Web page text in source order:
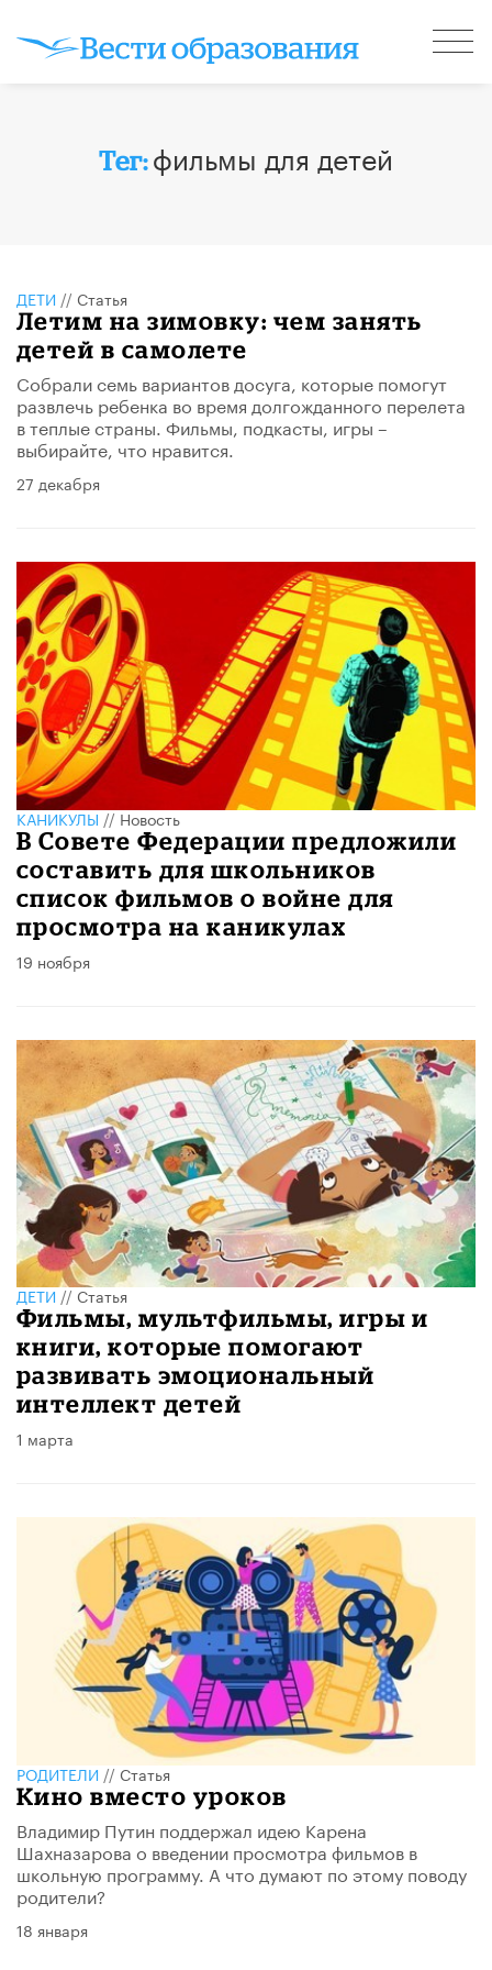
Тег:фильмы для детей
ДЕТИ // Статья
Летим на зимовку: чем занять
детей в самолете
Собрали семь вариантов досуга, которые помогут
развлечь ребенка во время долгожданного перелета
в теплые страны. Фильмы, подкасты, игры –
выбирайте, что нравится.
27 декабря
КАНИКУЛЫ//Новость
В Совете Федерации предложили
составить для школьников
список фильмов о войне для
просмотра на каникулах
19 ноября
ДЕТИ//Статья
Фильмы, мультфильмы, игры и
книги, которые помогают
развивать эмоциональный
интеллект детей
1 марта
РОДИТЕЛИ//Статья
Кино вместо уроков
Владимир Путин поддержал идею Карена
Шахназарова о введении просмотра фильмов в
школьную программу. А что думают по этому поводу
родители?
18 января